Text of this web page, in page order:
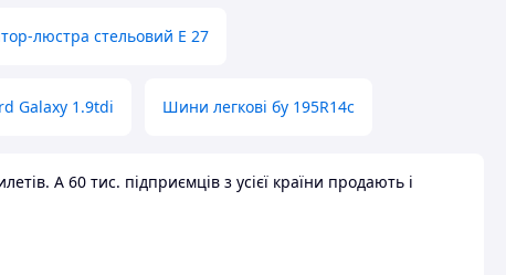
люстра стельовий E 27
Galaxy 1.9tdi Шини легкові бу 195R14c
А 60 тис. підприємців з усієї країни продають і